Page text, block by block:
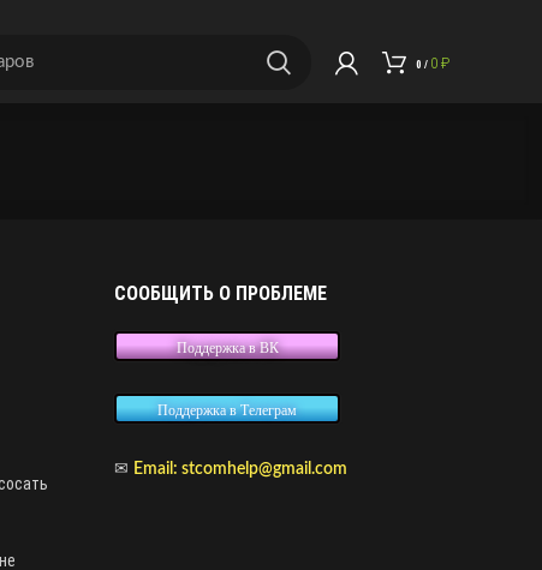
0 / 0 ₽
СООБЩИТЬ О ПРОБЛЕМЕ
Поддержка в ВК
Поддержка в Телеграм
✉ Email: stcomhelp@gmail.com